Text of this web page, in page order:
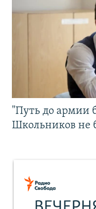
"Путь до армии
Школьников не